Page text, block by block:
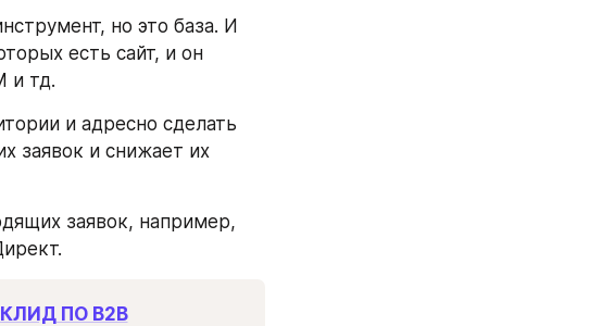
но это база. И
есть сайт, и он
и тд.
и адресно сделать
заявок и снижает их
заявок, например,
ПО B2B